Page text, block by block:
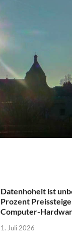
Datenhoheit ist
Prozent
Computer-
1. Juli 2026